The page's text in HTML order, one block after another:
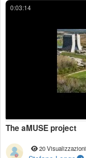
0:03:14
The aMUSE project
20 Visualizzazioni